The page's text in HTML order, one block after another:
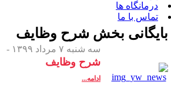
بخششرح وظایف
شرح وظایف
ادامه...